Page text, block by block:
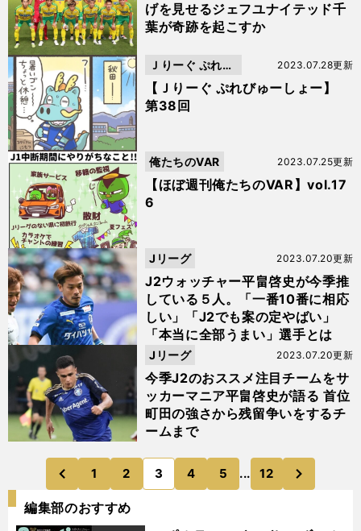
げを見せるジェフユナイテッド千
葉が奇跡を起こすか
【Ｊりーぐ ぷれびゅーしょー】
第38回
2023.07.28更新
Ｊりーぐ ぷれび
ゅーしょー
【ほぼ週刊俺たちのVAR】vol.17
6
2023.07.25更新
俺たちのVAR
J2ウォッチャー平畠啓史が今季推
している５人。「一番10番に相応
しい」「J2でも案の定やばい」
「本当に全部うまい」選手とは
2023.07.20更新
Jリーグ
今季J2のおススメ注目チームをサ
ッカーマニア平畠啓史が語る 首位
町田の強さから残留争いをするチ
ームまで
2023.07.20更新
Jリーグ
前
のページへ
1 2 3 4 5 ... 12
編集部のおすすめ